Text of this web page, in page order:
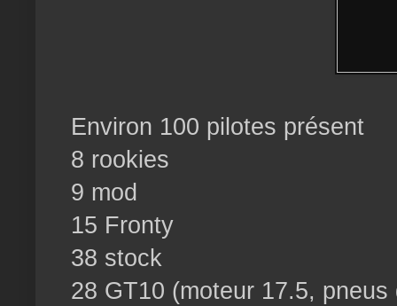
Environ 100 pilotes présent
8 rookies
9 mod
15 Fronty
38 stock
28 GT10 (moteur 17.5,